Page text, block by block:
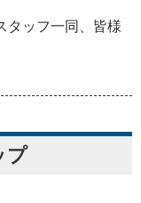
タッフ一同、皆様
プ